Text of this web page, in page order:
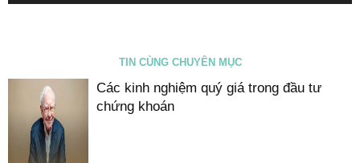
TIN CÙNG CHUYÊN MỤC
Các kinh nghiệm quý giá trong đầu tư
chứng khoán